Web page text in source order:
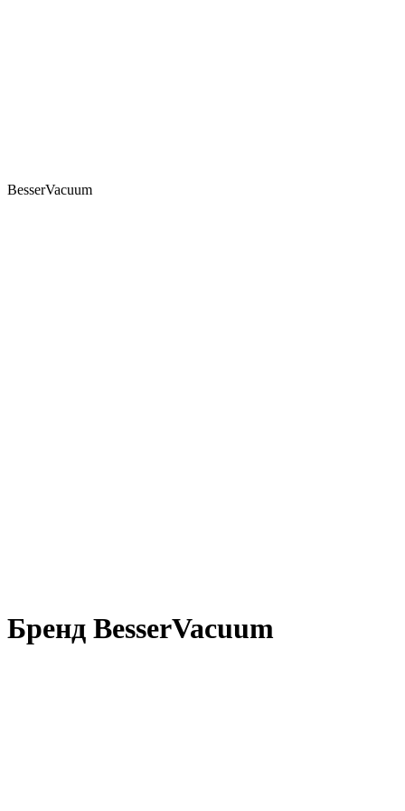
BesserVacuum
Бренд BesserVacuum